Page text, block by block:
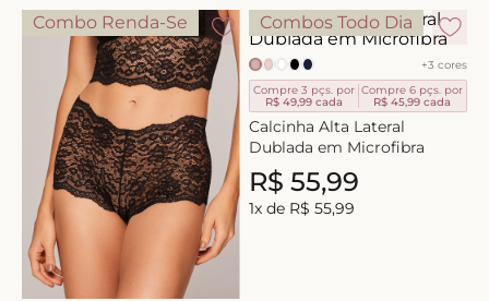
Combo Renda-Se Combos Todo Dia
+3 cores
Compre 3 pçs. por
R$ 49,99cada
Compre 6 pçs. por
R$ 45,99 cada
Calcinha Alta Lateral
Dublada em Microfibra
R$ 55,99
1x de R$ 55,99
camisola
calcinha renda
calcinha alta
anatomic
biquini
triangulo
short doll